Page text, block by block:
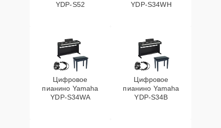
YDP-S52
YDP-S34WH
Цифровое
пианино Yamaha
YDP-S34WA
Цифровое
пианино Yamaha
YDP-S34B